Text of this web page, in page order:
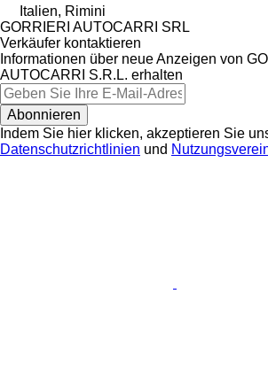
Italien, Rimini
GORRIERI AUTOCARRI SRL
Verkäufer kontaktieren
Informationen über neue Anzeigen von
AUTOCARRI S.R.L. erhalten
Abonnieren
Indem Sie hier klicken, akzeptieren Sie
Datenschutzrichtlinien und